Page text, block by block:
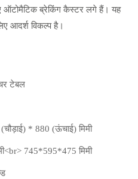
ऑटोमैटिक ब्रेकिंग कैस्टर लगे हैं। यह
आदर्श विकल्प है।
टेबल
* 880 (ऊंचाई) मिमी
745*595*475 मिमी